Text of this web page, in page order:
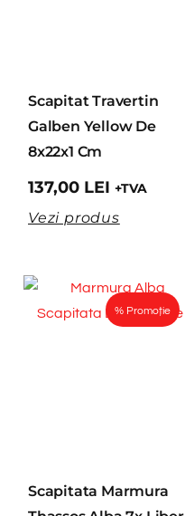
Scapitat Travertin
Galben Yellow De
8x22x1 Cm
137,00 LEI +TVA
Vezi produs
% Promoție
Scapitata Marmura